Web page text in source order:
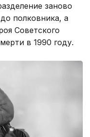
заново
полковника, а
Советского
в 1990 году.